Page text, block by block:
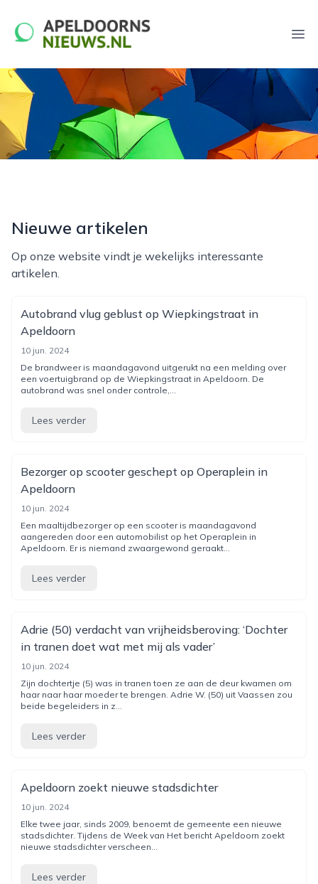
apeldoornsnieuws.nl
Nieuwe artikelen
Op onze website vindt je wekelijks interessante
artikelen.
Autobrand vlug geblust op Wiepkingstraat in
Apeldoorn
10 jun. 2024
De brandweer is maandagavond uitgerukt na een melding over
een voertuigbrand op de Wiepkingstraat in Apeldoorn. De
autobrand was snel onder controle,...
Lees verder
Bezorger op scooter geschept op Operaplein in
Apeldoorn
10 jun. 2024
Een maaltijdbezorger op een scooter is maandagavond
aangereden door een automobilist op het Operaplein in
Apeldoorn. Er is niemand zwaargewond geraakt...
Lees verder
Adrie (50) verdacht van vrijheidsberoving: ‘Dochter
in tranen doet wat met mij als vader’
10 jun. 2024
Zijn dochtertje (5) was in tranen toen ze aan de deur kwamen om
haar naar haar moeder te brengen. Adrie W. (50) uit Vaassen zou
beide begeleiders in z...
Lees verder
Apeldoorn zoekt nieuwe stadsdichter
10 jun. 2024
Elke twee jaar, sinds 2009, benoemt de gemeente een nieuwe
stadsdichter. Tijdens de Week van Het bericht Apeldoorn zoekt
nieuwe stadsdichter verscheen...
Lees verder